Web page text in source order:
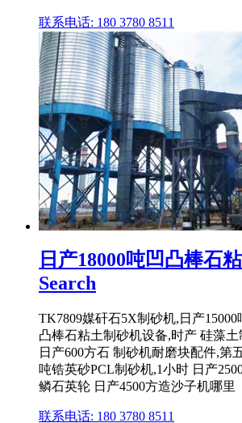
联系电话: 180 3780 8511
日产18000吨凹凸棒石
Search
TK7809媒矸石5X制砂机,日产15000
凸棒石粘土制砂机设备,时产 硅藻
日产600方石 制砂机耐磨块配件,第
吨锆英砂PCL制砂机,1小时 日产
鳞石英轮 日产4500方造沙子机哪里
联系电话: 180 3780 8511